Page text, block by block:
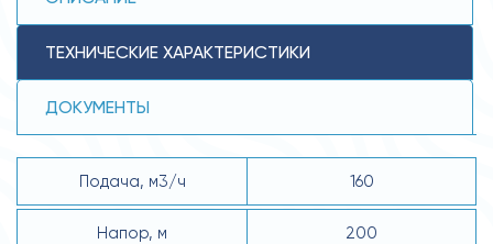
ТЕХНИЧЕСКИЕ ХАРАКТЕРИСТИКИ
ДОКУМЕНТЫ
Подача, м3/ч 160
Напор, м 200